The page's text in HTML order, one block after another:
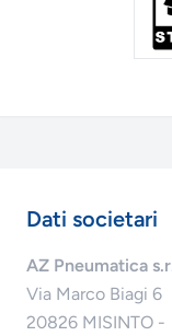
Dati societari
AZ Pneumatica
Via Marco Biagi 6
20826 MISINTO -